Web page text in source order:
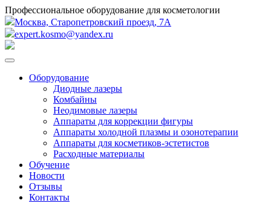
Профессиональное оборудование для косметологии
Москва, Старопетровский проезд, 7А
expert.kosmo@yandex.ru
Оборудование
Диодные лазеры
Комбайны
Неодимовые лазеры
Аппараты для коррекции фигуры
Аппараты холодной плазмы и озонотерапии
Аппараты для косметиков-эстетистов
Расходные материалы
Обучение
Новости
Отзывы
Контакты